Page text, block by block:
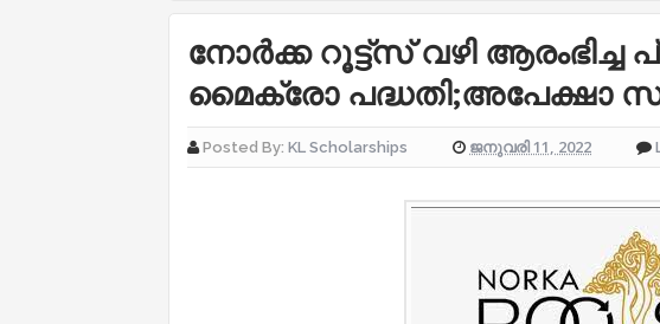
നോർക്ക റൂട്ട്സ് വഴി ആരംഭിച്ച
മൈക്രോ പദ്ധതി;അപേക്ഷാ
Posted By: KL Scholarships ജനുവരി 11, 2022